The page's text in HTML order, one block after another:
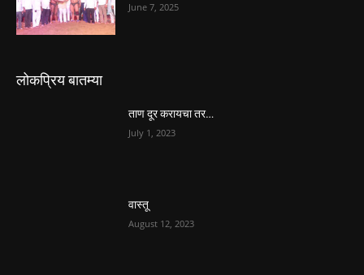
June 7, 2025
लोकप्रिय बातम्या
ताण दूर करायचा तर…
July 1, 2023
वास्तू
August 12, 2023